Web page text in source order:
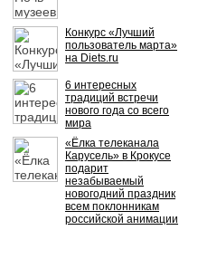
Конкурс «Лучший
пользователь марта»
на Diets.ru
6 интересных
традиций встречи
нового года со всего
мира
«Ёлка телеканала
Карусель» в Крокусе
подарит
незабываемый
новогодний праздник
всем поклонникам
российской анимации